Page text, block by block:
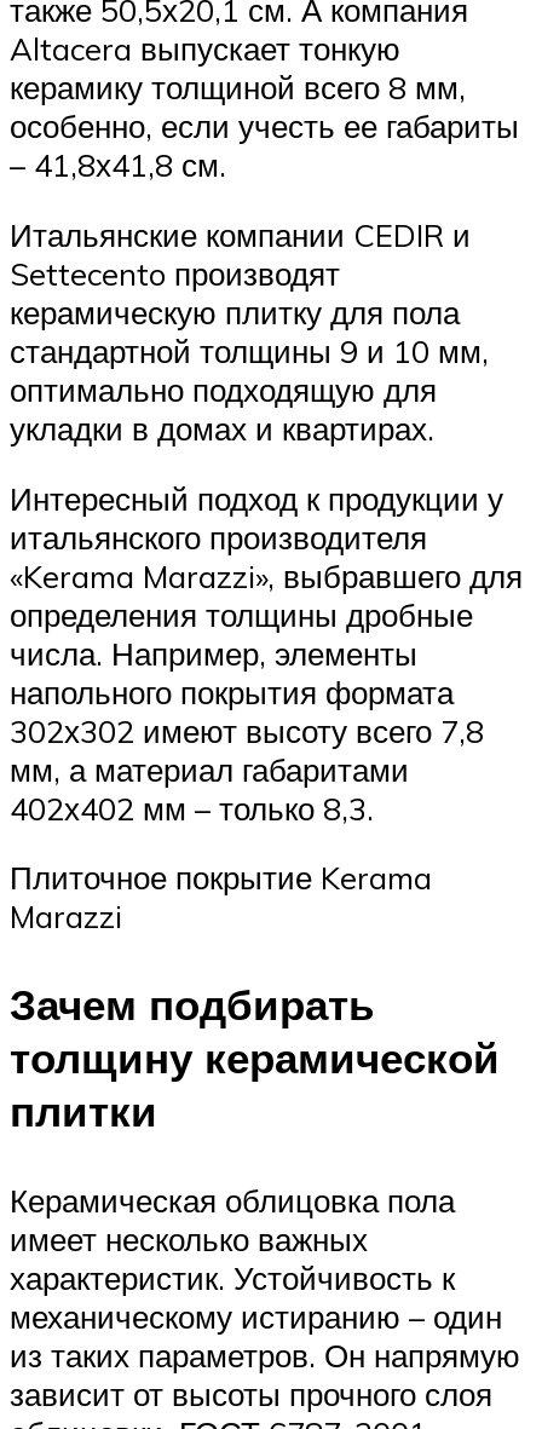
также 50,5х20,1 см. А компания
Altacera выпускает тонкую
керамику толщиной всего 8 мм,
особенно, если учесть ее габариты
– 41,8х41,8 см.
Итальянские компании CEDIR и
Settecento производят
керамическую плитку для пола
стандартной толщины 9 и 10 мм,
оптимально подходящую для
укладки в домах и квартирах.
Интересный подход к продукции у
итальянского производителя
«Kerama Marazzi», выбравшего для
определения толщины дробные
числа. Например, элементы
напольного покрытия формата
302х302 имеют высоту всего 7,8
мм, а материал габаритами
402х402 мм – только 8,3.
Плиточное покрытие Kerama
Marazzi
Зачем подбирать
толщину керамической
плитки
Керамическая облицовка пола
имеет несколько важных
характеристик. Устойчивость к
механическому истиранию – один
из таких параметров. Он напрямую
зависит от высоты прочного слоя